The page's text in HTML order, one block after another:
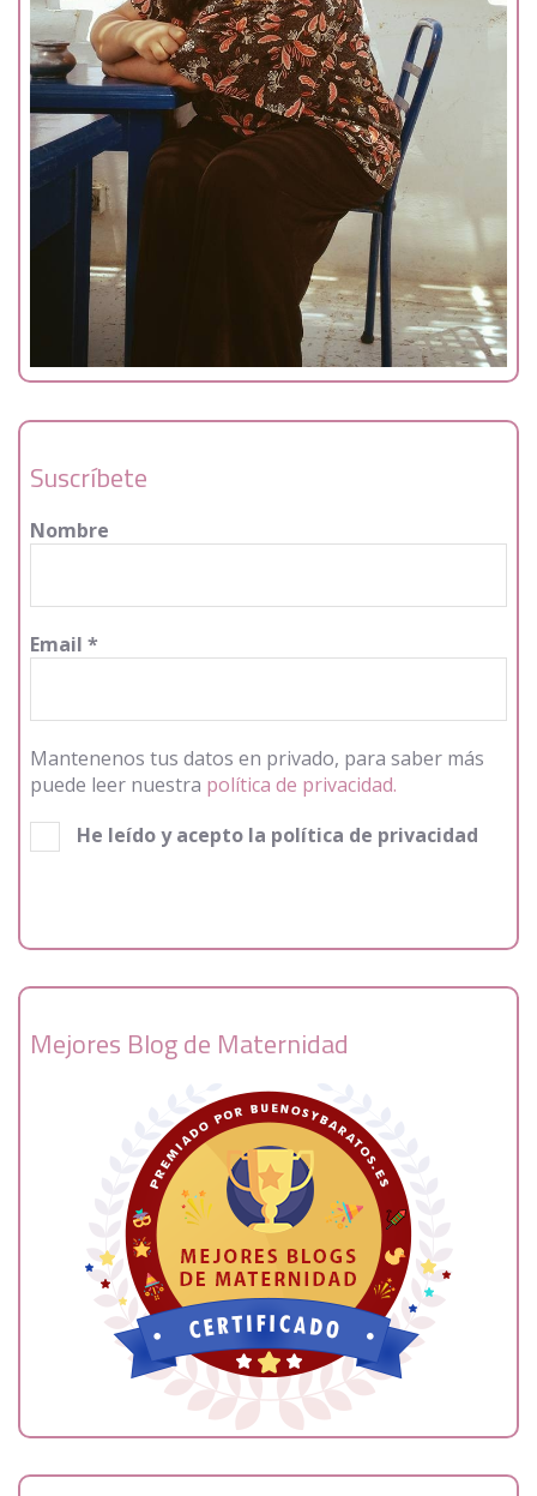
Suscríbete
Nombre
Email *
Mantenenos tus datos en privado, para saber más
puede leer nuestra política de privacidad.
He leído y acepto la política de privacidad
Mejores Blog de Maternidad